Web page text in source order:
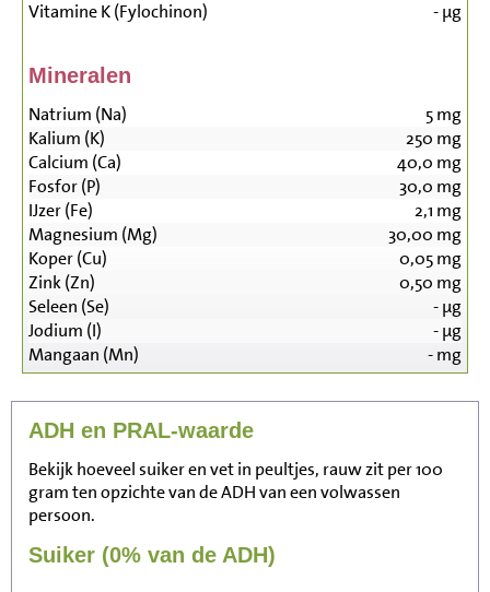
Vitamine K (Fylochinon)
-µg
Mineralen
Natrium (Na) 5mg
Kalium (K)
250 mg
Calcium (Ca)
40,0 mg
Fosfor (P)
30,0 mg
IJzer (Fe)
2,1 mg
Magnesium (Mg)
30,00 mg
Koper (Cu)
0,05mg
Zink (Zn)
0,50 mg
Seleen (Se)
-µg
Jodium (I)
-µg
Mangaan (Mn)
-mg
ADH en PRAL-waarde
Bekijk hoeveel suiker en vet in peultjes, rauw zit per 100
gram ten opzichte van de ADH van een volwassen
persoon.
Suiker (0% van de ADH)